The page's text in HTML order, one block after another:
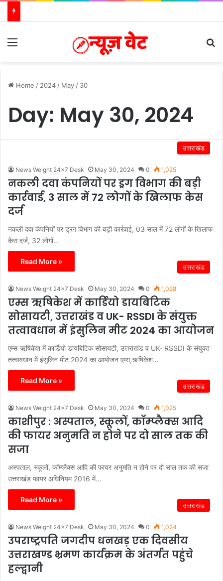
Home / 2024 / May / 30
Day: May 30, 2024
उत्तराखंड
News Weight 24x7 Desk May 30, 2024 0 1,025
नकली दवा कंपनियों पर ड्रग विभाग की बड़ी
कार्रवाई, 3 साल में 72 लोगों के खिलाफ केस
दर्ज
नकली दवा कंपनियों पर ड्रग विभाग की बड़ी कार्रवाई, 03 साल में 72 लोगों के खिलाफ
केस दर्ज, 32 लोगों…
Read More »
उत्तराखंड
News Weight 24x7 Desk May 30, 2024 0 1,028
एम्स ऋषिकेश में कार्डियो डायबिटिक
सोसायटी, उत्तराखंड व UK- RSSDI के संयुक्त
तत्वावधान में इंसुलिन मीट 2024 का आयोजन
एम्स ऋषिकेश में कार्डियो डायबिटिक सोसायटी, उत्तराखंड व UK- RSSDI के संयुक्त
तत्वावधान में इंसुलिन मीट 2024 का आयोजन एम्स,ऋषिकेश…
Read More »
उत्तराखंड
News Weight 24x7 Desk May 30, 2024 0 1,025
काशीपुर : अस्पताल, स्कूलों, कॉम्प्लैक्स आदि
की फायर अनुमति न होने पर दो साल तक की
सजा
अस्पताल, स्कूलों, कॉम्प्लैक्स आदि की फायर अनुमति न होने पर दो साल तक की सजा
उत्तराखंड फायर अधिनियम 2016 में…
Read More »
उत्तराखंड
News Weight 24x7 Desk May 30, 2024 0 1,024
उपराष्ट्रपति जगदीप धनखड़ एक दिवसीय
उत्तराखण्ड भ्रमण कार्यक्रम के अंतर्गत पहुंचे
हल्द्वानी